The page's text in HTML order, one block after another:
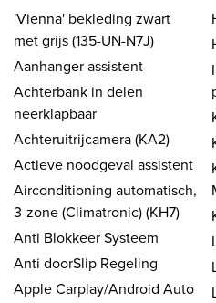
'Vienna' bekleding zwart
met grijs (135-UN-N7J)
Aanhanger assistent
Achterbank in delen
neerklapbaar
Achteruitrijcamera (KA2)
Actieve noodgeval assistent
Airconditioning automatisch,
3-zone (Climatronic) (KH7)
Anti Blokkeer Systeem
Anti doorSlip Regeling
Apple Carplay/Android Auto